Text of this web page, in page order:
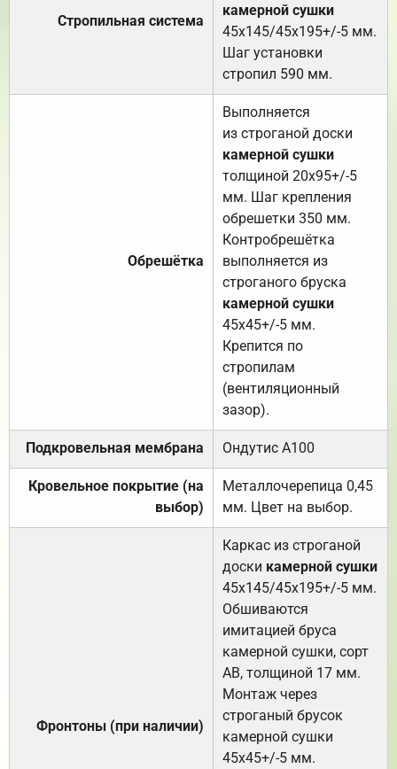
Стропильная система
камерной сушки
45х145/45х195+/-5 мм.
Шаг установки
стропил 590 мм.
Обрешётка
Выполняется
из строганой доски
камерной сушки
толщиной 20х95+/-5
мм. Шаг крепления
обрешетки 350 мм.
Контробрешётка
выполняется из
строганого бруска
камерной сушки
45х45+/-5 мм.
Крепится по
стропилам
(вентиляционный
зазор).
Подкровельная мембрана Ондутис А100
Кровельное покрытие (на
выбор)
Металлочерепица 0,45
мм. Цвет на выбор.
Фронтоны (при наличии)
Каркас из строганой
доски камерной сушки
45х145/45х195+/-5 мм.
Обшиваются
имитацией бруса
камерной сушки, сорт
АВ, толщиной 17 мм.
Монтаж через
строганый брусок
камерной сушки
45х45+/-5 мм.